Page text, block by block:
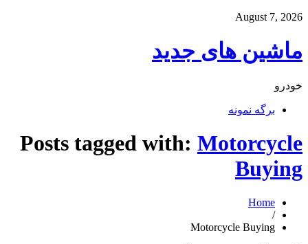
August 7, 2026
ماشین های جدید
خودرو
برگه نمونه
Posts tagged with: Motorcycle
Buying
Home
/
Motorcycle Buying